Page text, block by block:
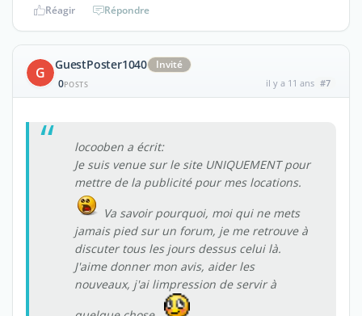
Réagir Répondre
G GuestPoster1040
Invité
0POSTS il y a 11 ans #7
locooben a écrit:
Je suis venue sur le site UNIQUEMENT pour
mettre de la publicité pour mes locations.
Va savoir pourquoi, moi qui ne mets
jamais pied sur un forum, je me retrouve à
discuter tous les jours dessus celui là.
J'aime donner mon avis, aider les
nouveaux, j'ai limpression de servir à